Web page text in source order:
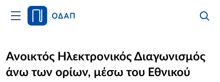
Άνοιγμα
Κυρίως
Αρχική
Οργανισμός
Ανοικτός Ηλεκτρονικός Διαγωνισμός
άνω των ορίων, μέσω του Εθνικού